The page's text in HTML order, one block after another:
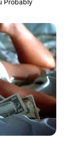
Probably